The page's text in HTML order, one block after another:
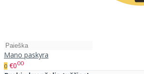
Mano paskyra
0 €000